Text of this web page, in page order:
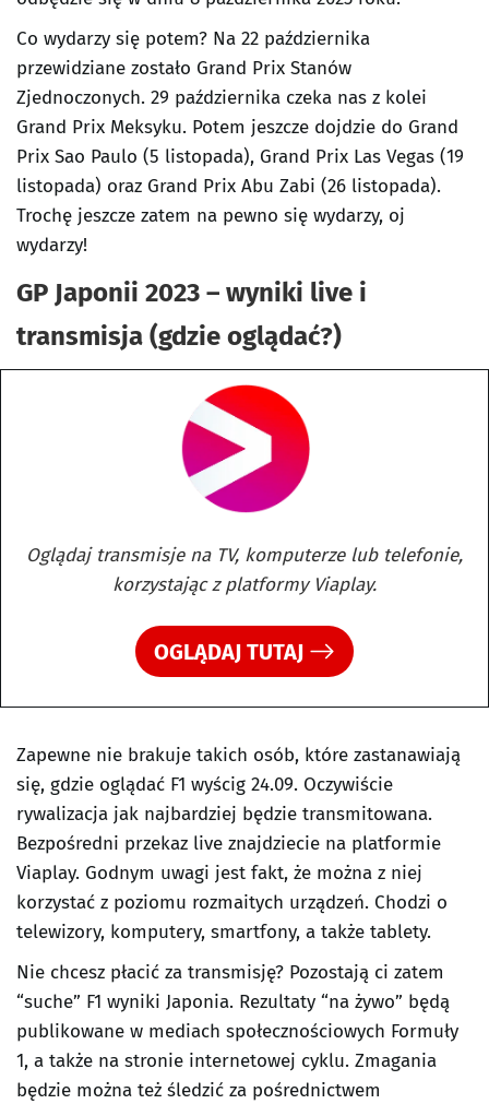
Co wydarzy się potem? Na 22 października
przewidziane zostało Grand Prix Stanów
Zjednoczonych. 29 października czeka nas z kolei
Grand Prix Meksyku. Potem jeszcze dojdzie do Grand
Prix Sao Paulo (5 listopada), Grand Prix Las Vegas (19
listopada) oraz Grand Prix Abu Zabi (26 listopada).
Trochę jeszcze zatem na pewno się wydarzy, oj
wydarzy!
GP Japonii 2023 – wyniki live i
transmisja (gdzie oglądać?)
Oglądaj transmisje na TV, komputerze lub telefonie,
korzystając z platformy Viaplay.
OGLĄDAJ TUTAJ
Zapewne nie brakuje takich osób, które zastanawiają
się, gdzie oglądać F1 wyścig 24.09. Oczywiście
rywalizacja jak najbardziej będzie transmitowana.
Bezpośredni przekaz live znajdziecie na platformie
Viaplay. Godnym uwagi jest fakt, że można z niej
korzystać z poziomu rozmaitych urządzeń. Chodzi o
telewizory, komputery, smartfony, a także tablety.
Nie chcesz płacić za transmisję? Pozostają ci zatem
“suche” F1 wyniki Japonia. Rezultaty “na żywo” będą
publikowane w mediach społecznościowych Formuły
1, a także na stronie internetowej cyklu. Zmagania
będzie można też śledzić za pośrednictwem